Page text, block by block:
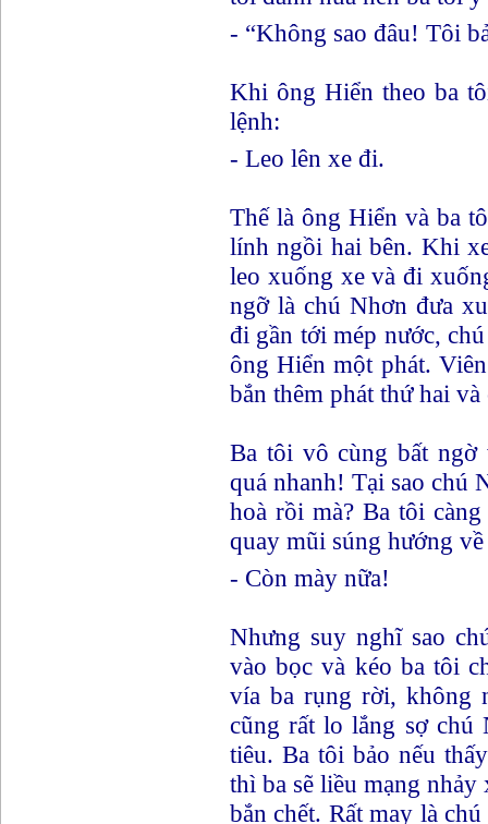
- “Không sao đâu! Tôi
Khi ông Hiển theo ba
lệnh:
- Leo lên xe đi.
Thế là ông Hiển và ba
lính ngồi hai bên. Khi
leo xuống xe và đi
ngỡ là chú Nhơn đưa
đi gần tới mép nước,
ông Hiển một phát.
bắn thêm phát thứ hai
Ba tôi vô cùng bất ngờ
quá nhanh! Tại sao chú
hoà rồi mà? Ba tôi
quay mũi súng hướng
- Còn mày nữa!
Nhưng suy nghĩ sao
vào bọc và kéo ba tôi
vía ba rụng rời, không
cũng rất lo lắng sợ
tiêu. Ba tôi bảo nếu
thì ba sẽ liều mạng
bắn chết. Rất may là